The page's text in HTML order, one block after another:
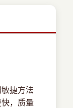
捷方法
，质量